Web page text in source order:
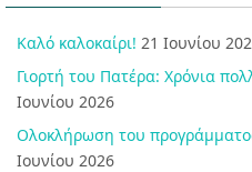
Καλό καλοκαίρι! 21 Ιουνίου
Γιορτή του Πατέρα: Χρόνια
Ιουνίου 2026
Ολοκλήρωση του
Ιουνίου 2026